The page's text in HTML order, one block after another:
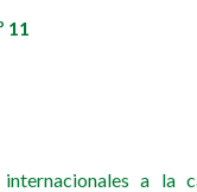
11
internacionales a la